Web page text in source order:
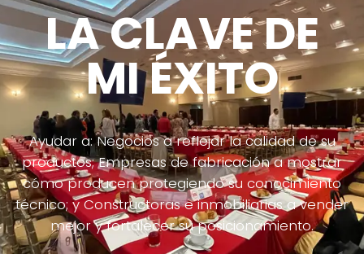
LA CLAVE DE
MI ÉXITO
Ayudar a: Negocios a reflejar la calidad de su
productos; Empresas de fabricación a mostrar
cómo producen protegiendo su conocimiento
técnico; y Constructoras e inmobiliarias a vender
mejor y fortalecer su posicionamiento.